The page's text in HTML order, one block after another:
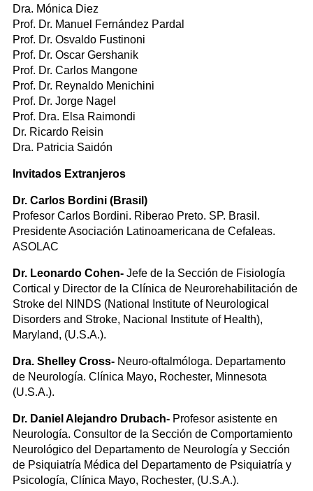
Dra. Mónica Diez
Prof. Dr. Manuel Fernández Pardal
Prof. Dr. Osvaldo Fustinoni
Prof. Dr. Oscar Gershanik
Prof. Dr. Carlos Mangone
Prof. Dr. Reynaldo Menichini
Prof. Dr. Jorge Nagel
Prof. Dra. Elsa Raimondi
Dr. Ricardo Reisin
Dra. Patricia Saidón
Invitados Extranjeros
Dr. Carlos Bordini (Brasil)
Profesor Carlos Bordini. Riberao Preto. SP. Brasil.
Presidente Asociación Latinoamericana de Cefaleas.
ASOLAC
Dr. Leonardo Cohen- Jefe de la Sección de Fisiología
Cortical y Director de la Clínica de Neurorehabilitación de
Stroke del NINDS (National Institute of Neurological
Disorders and Stroke, Nacional Institute of Health),
Maryland, (U.S.A.).
Dra. Shelley Cross- Neuro-oftalmóloga. Departamento
de Neurología. Clínica Mayo, Rochester, Minnesota
(U.S.A.).
Dr. Daniel Alejandro Drubach- Profesor asistente en
Neurología. Consultor de la Sección de Comportamiento
Neurológico del Departamento de Neurología y Sección
de Psiquiatría Médica del Departamento de Psiquiatría y
Psicología, Clínica Mayo, Rochester, (U.S.A.).